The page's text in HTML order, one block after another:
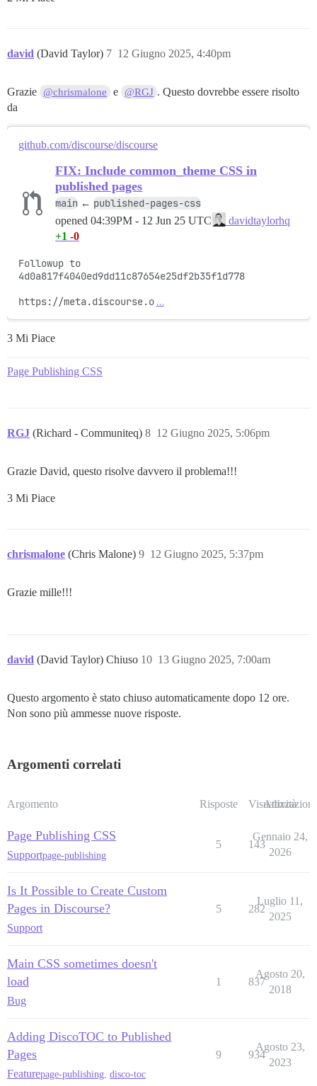
david (David Taylor) 12 Giugno 2025, 4:40pm
7
Grazie @chrismalone e @RGJ . Questo dovrebbe essere risolto
da
github.com/discourse/discourse
FIX: Include common_theme CSS in
published pages
main ← published-pages-css
opened 04:39PM - 12 Jun 25 UTC
davidtaylorhq
+1 -0
Followup to
4d0a817f4040ed9dd11c87654e25df2b35f1d778
https://meta.discourse.o …
3 Mi Piace
Page Publishing CSS
RGJ (Richard - Communiteq) 12 Giugno 2025, 5:06pm
8
Grazie David, questo risolve davvero il problema!!!
3 Mi Piace
chrismalone (Chris Malone) 12 Giugno 2025, 5:37pm
9
Grazie mille!!!
david (David Taylor) Chiuso 13 Giugno 2025, 7:00am
10
Questo argomento è stato chiuso automaticamente dopo 12 ore.
Non sono più ammesse nuove risposte.
Argomenti correlati
Argomento Risposte Visualizzazioni
Attività
Page Publishing CSS
Supportpage-publishing
5 143
Gennaio 24,
2026
Is It Possible to Create Custom
Pages in Discourse?
Support
5 282
Luglio 11,
2025
Main CSS sometimes doesn't
load
Bug
1 837
Agosto 20,
2018
Adding DiscoTOC to Published
Pages
Featurepage-publishing disco-toc
9 934
Agosto 23,
2023